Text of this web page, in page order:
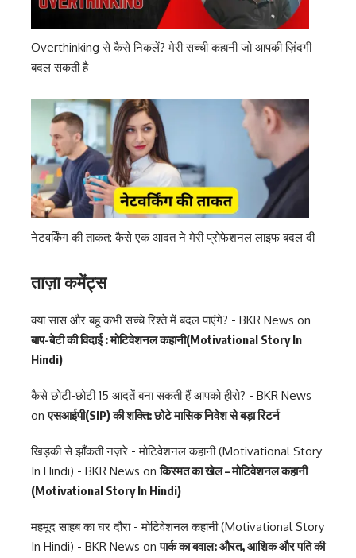
Overthinking से कैसे निकलें? मेरी सच्ची कहानी जो आपकी ज़िंदगी
बदल सकती है
नेटवर्किंग की ताकत: कैसे एक आदत ने मेरी प्रोफेशनल लाइफ बदल दी
ताज़ा कमेंट्स
क्या सास और बहू कभी सच्चे रिश्ते में बदल पाएंगे? - BKR News on
बाप-बेटी की विदाई : मोटिवेशनल कहानी(Motivational Story In
Hindi)
कैसे छोटी-छोटी 15 आदतें बना सकती हैं आपको हीरो? - BKR News
onएसआईपी(SIP) की शक्ति: छोटे मासिक निवेश से बड़ा रिटर्न
खिड़की से झाँकती नज़रे - मोटिवेशनल कहानी (Motivational Story
In Hindi) - BKR News onकिस्मत का खेल – मोटिवेशनल कहानी
(Motivational Story In Hindi)
महमूद साहब का घर दौरा - मोटिवेशनल कहानी (Motivational Story
In Hindi) - BKR News onपार्क का बवाल: औरत, आशिक और पति की